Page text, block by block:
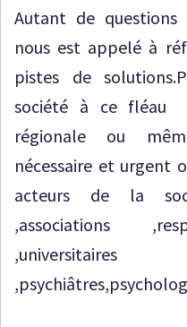
Autant de questions
nous est appelé à
pistes de
société à ce fléau
régionale ou
nécessaire et urgent
acteurs de la
,associations
,universitaires